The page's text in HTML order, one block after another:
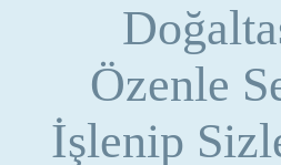
Özenle
İşlenip